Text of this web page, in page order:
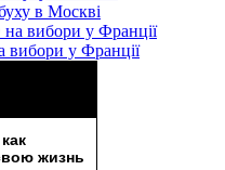
в Москві
вибори у Франції